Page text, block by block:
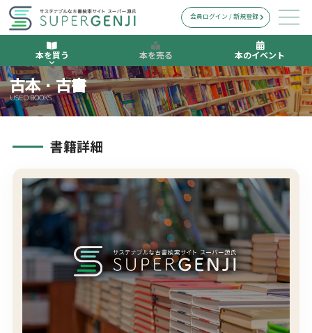
本を買う 本を売る 本のイベント
会員ログイン / 新規登録
古本・古書
USED BOOKS
書籍詳細